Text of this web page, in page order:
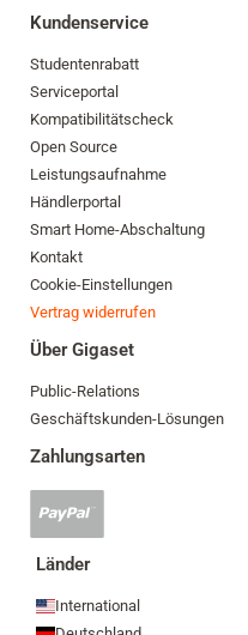
Kundenservice
Studentenrabatt
Serviceportal
Kompatibilitätscheck
Open Source
Leistungsaufnahme
Händlerportal
Smart Home-Abschaltung
Kontakt
Cookie-Einstellungen
Vertrag widerrufen
Über Gigaset
Public-Relations
Geschäftskunden-Lösungen
Zahlungsarten
Zahlung
Länder
International